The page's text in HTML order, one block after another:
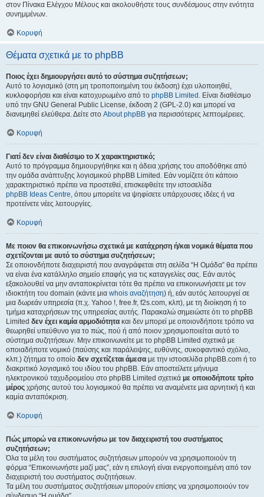
στον Πίνακα Ελέγχου Μέλους και ακολουθήστε τους συνδέσμους στην ενότητα
συνημμένων.
Κορυφή
Θέματα σχετικά με το phpBB
Ποιος έχει δημιουργήσει αυτό το σύστημα συζητήσεων;
Αυτό το λογισμικό (στη μη τροποποιημένη του έκδοση) έχει υλοποιηθεί,
κυκλοφορήσει και είναι κατοχυρωμένο από το phpBB Limited . Είναι διαθέσιμο
υπό την GNU General Public License, έκδοση 2 (GPL-2.0) και μπορεί να
διανεμηθεί ελεύθερα. Δείτε στο About phpBB για περισσότερες λεπτομέρειες.
Κορυφή
Γιατί δεν είναι διαθέσιμο το Χ χαρακτηριστικό;
Αυτό το πρόγραμμα δημιουργήθηκε και η άδεια χρήσης του αποδόθηκε από
την ομάδα ανάπτυξης λογισμικού phpBB Limited. Εάν νομίζετε ότι κάποιο
χαρακτηριστικό πρέπει να προστεθεί, επισκεφθείτε την ιστοσελίδα
phpBB Ideas Centre, όπου μπορείτε να ψηφίσετε υπάρχουσες ιδέες ή να
προτείνετε νέες λειτουργίες.
Κορυφή
Με ποιον θα επικοινωνήσω σχετικά με κατάχρηση ή/και νομικά θέματα που
σχετίζονται με αυτό το σύστημα συζητήσεων;
Σε οποιονδήποτε διαχειριστή που αναγράφεται στη σελίδα “Η Ομάδα” θα πρέπει
να είναι ένα κατάλληλο σημείο επαφής για τις καταγγελίες σας. Εάν αυτός
εξακολουθεί να μην ανταποκρίνεται τότε θα πρέπει να επικοινωνήσετε με τον
ιδιοκτήτη του domain (κάντε μια whois αναζήτηση) ή, εάν αυτός λειτουργεί σε
μια δωρεάν υπηρεσία (π.χ. Yahoo !, free.fr, f2s.com, κλπ), με τη διοίκηση ή το
τμήμα καταχρήσεων της υπηρεσίας αυτής. Παρακαλώ σημειώστε ότι το phpBB
Limited δεν έχει καμία αρμοδιότητα και δεν μπορεί με οποιονδήποτε τρόπο να
θεωρηθεί υπεύθυνο για το πώς, πού ή από ποιον χρησιμοποιείται αυτό το
σύστημα συζητήσεων. Μην επικοινωνείτε με το phpBB Limited σχετικά με
οποιαδήποτε νομικό (παύσης και παράλειψης, ευθύνης, συκοφαντικό σχόλιο,
κλπ.) ζήτημα το οποίο δεν σχετίζεται άμεσα με την ιστοσελίδα phpBB.com ή το
διακριτικό λογισμικό του ιδίου του phpBB. Εάν αποστείλετε μήνυμα
ηλεκτρονικού ταχυδρομείου στο phpBB Limited σχετικά με οποιοδήποτε τρίτο
μέρος χρήσης αυτού του λογισμικού θα πρέπει να αναμένετε μια αρνητική ή και
καμία ανταπόκριση.
Κορυφή
Πώς μπορώ να επικοινωνήσω με τον διαχειριστή του συστήματος
συζητήσεων;
Όλα τα μέλη του συστήματος συζητήσεων μπορούν να χρησιμοποιούν τη
φόρμα “Επικοινωνήστε μαζί μας”, εάν η επιλογή είναι ενεργοποιημένη από τον
διαχειριστή του συστήματος συζητήσεων.
Τα μέλη του συστήματος συζητήσεων μπορούν επίσης να χρησιμοποιούν τον